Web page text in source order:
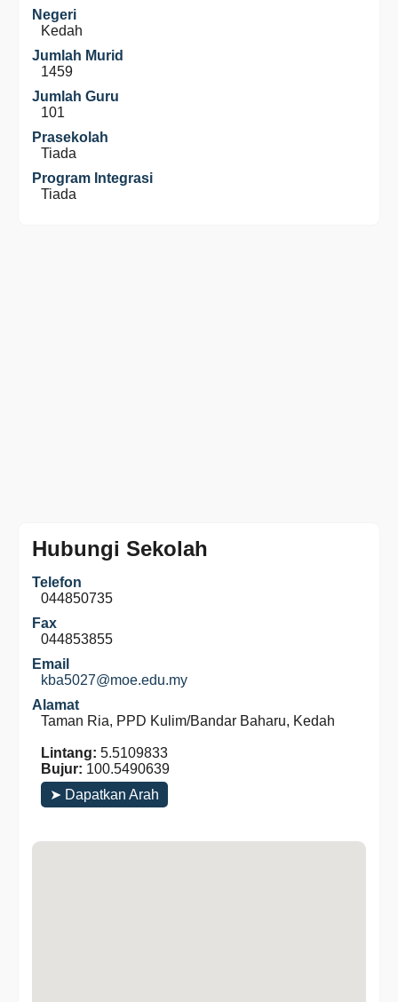
Negeri
Kedah
Jumlah Murid
1459
Jumlah Guru
101
Prasekolah
Tiada
Program Integrasi
Tiada
Hubungi Sekolah
Telefon
044850735
Fax
044853855
Email
kba5027@moe.edu.my
Alamat
Taman Ria, PPD Kulim/Bandar Baharu, Kedah
Lintang: 5.5109833
Bujur: 100.5490639
➤ Dapatkan Arah